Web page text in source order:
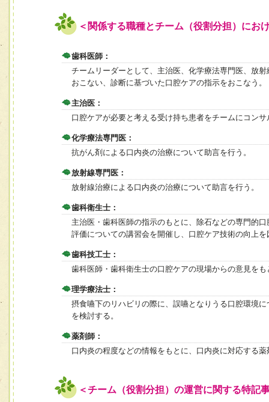
＜関係する職種とチーム（役割分担）にお
歯科医師：
チームリーダーとして、主治医、化学療法専門医、放
おこない、診断に基づいた口腔ケアの指示をおこなう。
主治医：
口腔ケアが必要と考える受け持ち患者をチームにコン
化学療法専門医：
抗がん剤による口内炎の治療について助言を行う。
放射線専門医：
放射線治療による口内炎の治療について助言を行う。
歯科衛生士：
主治医・歯科医師の指示のもとに、除石などの専門的
評価についての講習会を開催し、口腔ケア技術の向上を
歯科技工士：
歯科医師・歯科衛生士の口腔ケアの現場からの意見を
理学療法士：
摂食嚥下のリハビリの際に、誤嚥となりうる口腔環境
を検討する。
薬剤師：
口内炎の程度などの情報をもとに、口内炎に対応する
＜チーム（役割分担）の運営に関する特記